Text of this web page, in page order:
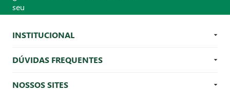
INSTITUCIONAL
DÚVIDAS FREQUENTES
NOSSOS SITES